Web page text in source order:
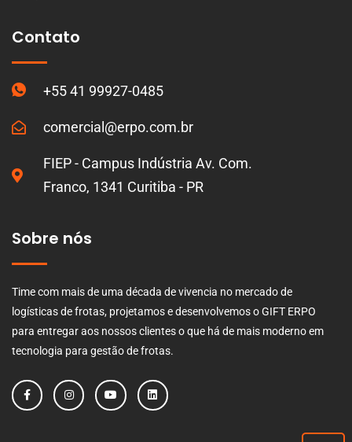
Contato
+55 41 99927-0485
comercial@erpo.com.br
FIEP - Campus Indústria Av. Com.
Franco, 1341 Curitiba - PR
Sobre nós
Time com mais de uma década de vivencia no mercado de
logísticas de frotas, projetamos e desenvolvemos o GIFT ERPO
para entregar aos nossos clientes o que há de mais moderno em
tecnologia para gestão de frotas.